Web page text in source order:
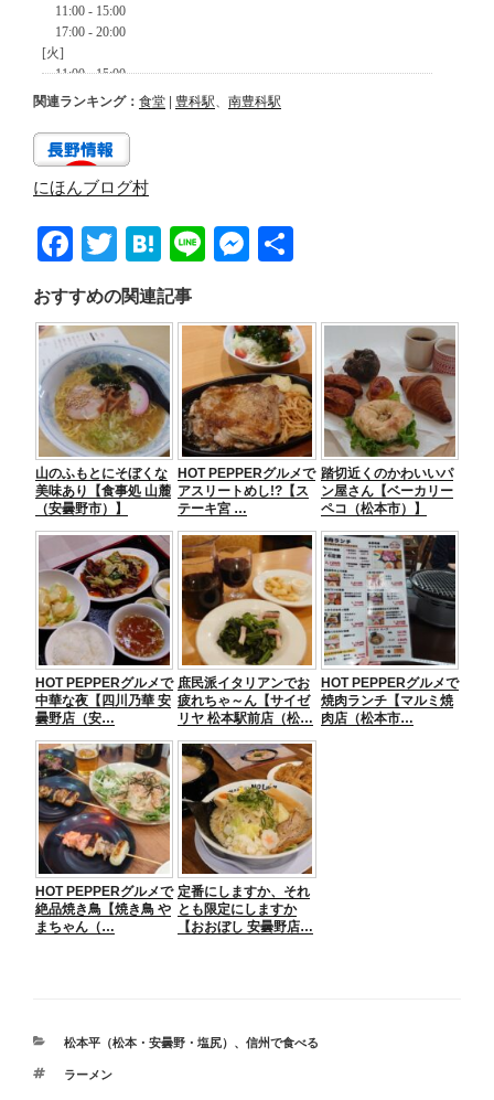
関連ランキング： 食堂 豊科駅、 南豊科駅
にほんブログ村
F
a
c
e
b
o
o
k
T
wi
tt
er
H
at
e
n
a
Li
e
M
ss
e
n
g
er
おすすめの関連記事
山のふもとにそぼくな
美味あり【食事処 山麓
（安曇野市）】
HOT PEPPERグルメで
アスリートめし!?【ス
テーキ宮 …
踏切近くのかわいいパ
ン屋さん【ベーカリー
ペコ（松本市）】
HOT PEPPERグルメで
中華な夜【四川乃華 安
曇野店（安…
庶民派イタリアンでお
疲れちゃ～ん【サイゼ
リヤ 松本駅前店（松…
HOT PEPPERグルメで
焼肉ランチ【マルミ焼
肉店（松本市…
HOT PEPPERグルメで
絶品焼き鳥【焼き鳥 や
まちゃん（…
定番にしますか、それ
とも限定にしますか
【おおぼし 安曇野店…
カ
ゴ
松本平（松本・安曇野・塩尻） 、 信州で食べる
タ
ラーメン